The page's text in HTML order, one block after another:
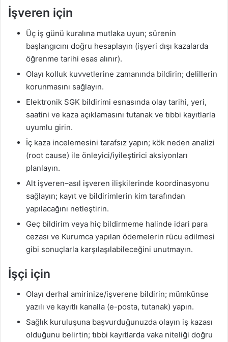
İşveren için
Üç iş günü kuralına mutlaka uyun; sürenin
başlangıcını doğru hesaplayın (işyeri dışı kazalarda
öğrenme tarihi esas alınır).
Olayı kolluk kuvvetlerine zamanında bildirin; delillerin
korunmasını sağlayın.
Elektronik SGK bildirimi esnasında olay tarihi, yeri,
saatini ve kaza açıklamasını tutanak ve tıbbi kayıtlarla
uyumlu girin.
İç kaza incelemesini tarafsız yapın; kök neden analizi
(root cause) ile önleyici/iyileştirici aksiyonları
planlayın.
Alt işveren–asıl işveren ilişkilerinde koordinasyonu
sağlayın; kayıt ve bildirimlerin kim tarafından
yapılacağını netleştirin.
Geç bildirim veya hiç bildirmeme halinde idari para
cezası ve Kurumca yapılan ödemelerin rücu edilmesi
gibi sonuçlarla karşılaşılabileceğini unutmayın.
İşçi için
Olayı derhal amirinize/işverene bildirin; mümkünse
yazılı ve kayıtlı kanalla (e-posta, tutanak) yapın.
Sağlık kuruluşuna başvurduğunuzda olayın iş kazası
olduğunu belirtin; tıbbi kayıtlarda vaka niteliği doğru